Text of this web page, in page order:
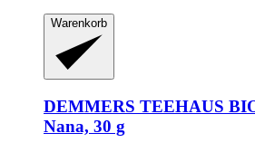
Warenkorb
DEMMERS TEEHAUS
Nana, 30 g